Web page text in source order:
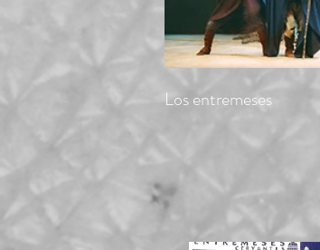
Los entremeses